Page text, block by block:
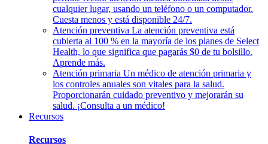
cualquier lugar, usando un teléfono o un computador.
Cuesta menos y está disponible 24/7.
Atención preventiva La atención preventiva está
cubierta al 100 % en la mayoría de los planes de Select
Health, lo que significa que pagarás $0 de tu bolsillo.
Aprende más.
Atención primaria Un médico de atención primaria y
los controles anuales son vitales para la salud.
Proporcionarán cuidado preventivo y mejorarán su
salud. ¡Consulta a un médico!
Recursos
Recursos